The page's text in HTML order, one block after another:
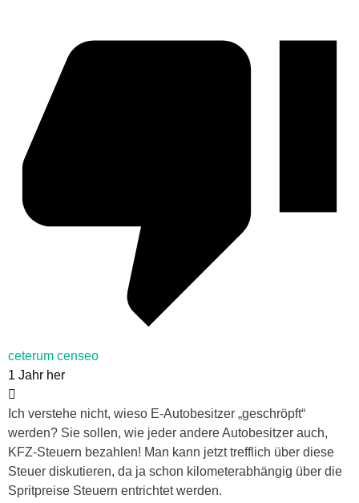
ceterum censeo
1 Jahr her
Ich verstehe nicht, wieso E-Autobesitzer „geschröpft“
werden? Sie sollen, wie jeder andere Autobesitzer auch,
KFZ-Steuern bezahlen! Man kann jetzt trefflich über diese
Steuer diskutieren, da ja schon kilometerabhängig über die
Spritpreise Steuern entrichtet werden.